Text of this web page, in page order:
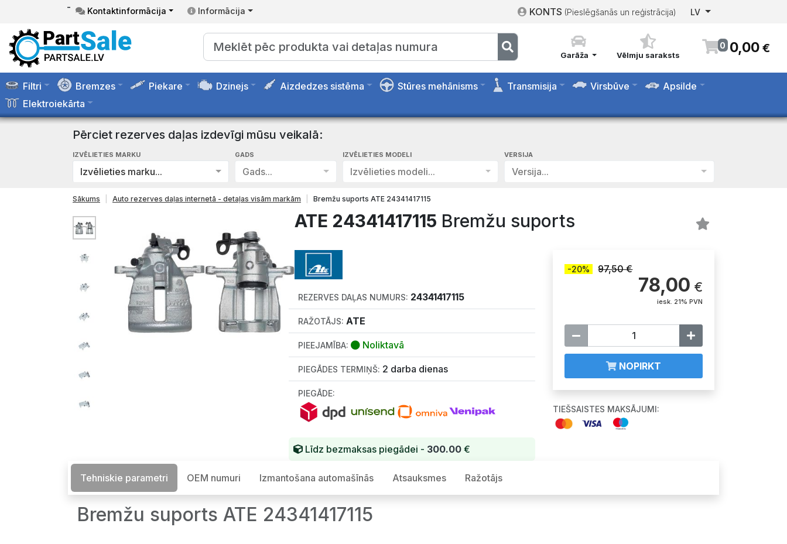
- Kontaktinformācija Informācija KONTS (Pieslēgšanās un reģistrācija) LV
Garāža Vēlmju saraksts
0 0,00 €
Filtri Bremzes Piekare Dzinejs Aizdedzes sistēma Stūres mehānisms Transmisija Virsbūve
Apsilde
Elektroiekārta
Pērciet rezerves daļas izdevīgi mūsu veikalā:
IZVĒLIETIES MARKU
Izvēlieties marku...
GADS
Gads...
IZVĒLIETIES MODELI
Izvēlieties modeli...
VERSIJA
Versija...
Sākums Auto rezerves daļas internetā - detaļas visām markām Bremžu suports ATE 24341417115
ATE 24341417115 Bremžu suports
REZERVES DAĻAS NUMURS: 24341417115
RAŽOTĀJS: ATE
PIEEJAMĪBA: Noliktavā
PIEGĀDES TERMIŅŠ: 2 darba dienas
PIEGĀDE:
Līdz bezmaksas piegādei - 300.00€
-20% 97,50 €
78,00 €
iesk. 21% PVN
NOPIRKT
TIEŠSAISTES MAKSĀJUMI:
Tehniskie parametri OEM numuri Izmantošana automašīnās Atsauksmes Ražotājs
Bremžu suports ATE 24341417115